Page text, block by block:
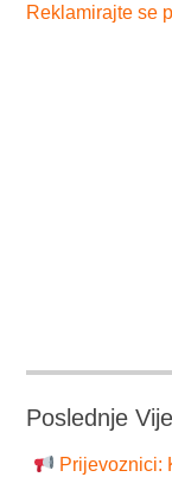
Reklamirajte se
Poslednje
Prijevoznici: